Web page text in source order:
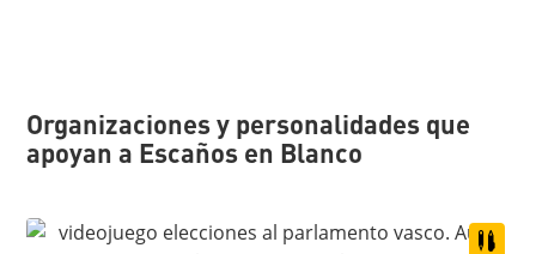
Organizaciones y personalidades que
apoyan a Escaños en Blanco